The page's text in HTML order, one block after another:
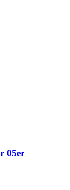
05er